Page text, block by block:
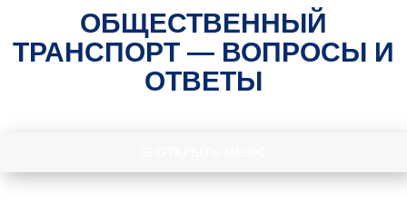
ОБЩЕСТВЕННЫЙ
ТРАНСПОРТ — ВОПРОСЫ И
ОТВЕТЫ